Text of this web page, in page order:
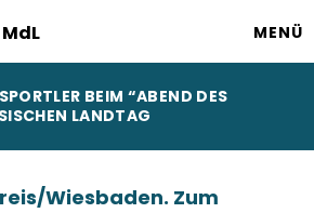
MENÜ
BEIM “ABEND DES
LANDTAG
Wiesbaden. Zum